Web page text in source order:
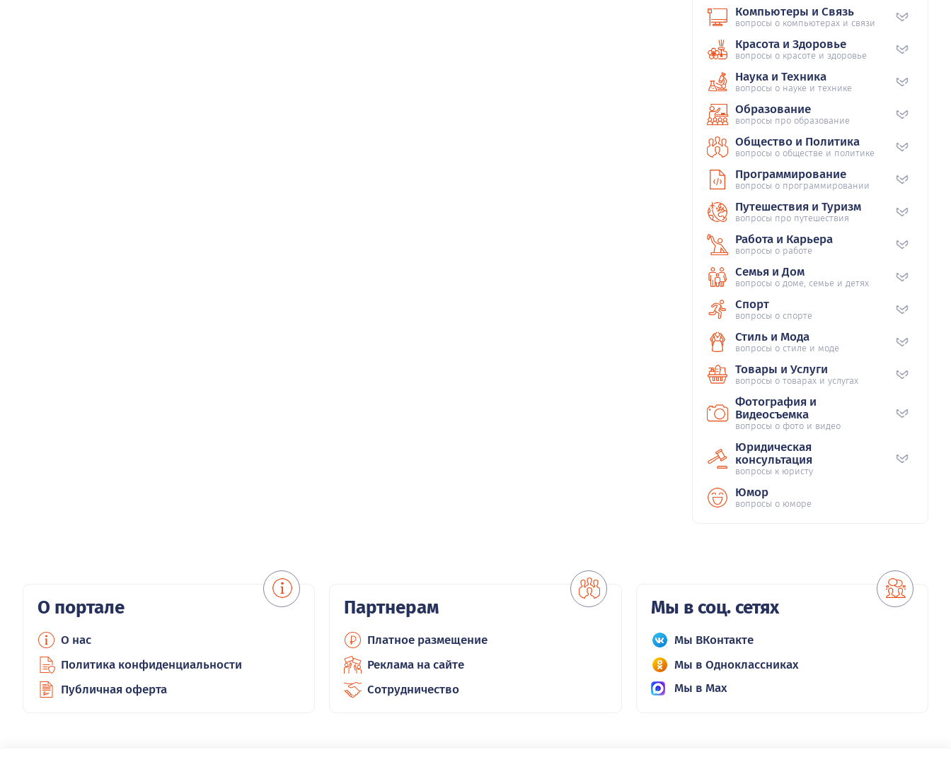
Компьютеры и Связь
вопросы о компьютерах и связи
Красота и Здоровье
вопросы о красоте и здоровье
Наука и Техника
вопросы о науке и технике
Образование
вопросы про образование
Общество и Политика
вопросы о обществе и политике
Программирование
вопросы о программировании
Путешествия и Туризм
вопросы про путешествия
Работа и Карьера
вопросы о работе
Семья и Дом
вопросы о доме, семье и детях
Спорт
вопросы о спорте
Стиль и Мода
вопросы о стиле и моде
Товары и Услуги
вопросы о товарах и услугах
Фотография и
Видеосъемка
вопросы о фото и видео
Юридическая
консультация
вопросы к юристу
Юмор
вопросы о юморе
О портале
О нас
Политика конфиденциальности
Публичная оферта
Партнерам
Платное размещение
Реклама на сайте
Сотрудничество
Мы в соц. сетях
Мы ВКонтакте
Мы в Одноклассниках
Мы в Max